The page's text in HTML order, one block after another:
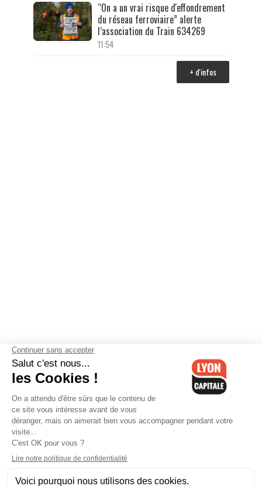
“On a un vrai risque d'effondrement
du réseau ferroviaire” alerte
l’association du Train 634269
11:54
+ d'infos